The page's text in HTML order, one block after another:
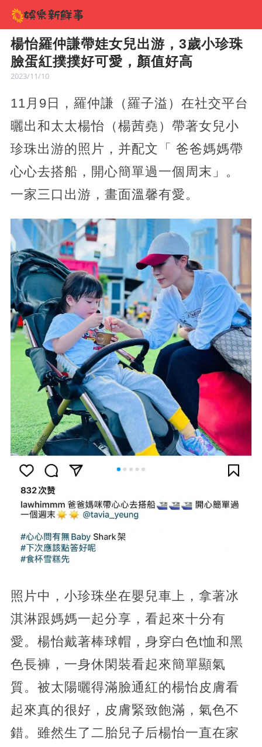
楊怡羅仲謙帶娃女兒出游，3歲小珍珠
臉蛋紅撲撲好可愛，顏值好高
2023/11/10
11月9日，羅仲謙（羅子溢）在社交平台
曬出和太太楊怡（楊茜堯）帶著女兒小
珍珠出游的照片，并配文「 爸爸媽媽帶
心心去搭船，開心簡單過一個周末」。
一家三口出游，畫面溫馨有愛。
照片中，小珍珠坐在嬰兒車上，拿著冰
淇淋跟媽媽一起分享，看起來十分有
愛。楊怡戴著棒球帽，身穿白色t恤和黑
色長褲，一身休閑裝看起來簡單顯氣
質。被太陽曬得滿臉通紅的楊怡皮膚看
起來真的很好，皮膚緊致飽滿，氣色不
錯。雖然生了二胎兒子后楊怡一直在家